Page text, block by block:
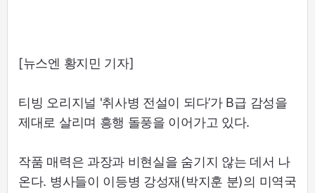
[뉴스엔 황지민 기자]
티빙 오리지널 '취사병 전설이 되다’가 B급 감성을
제대로 살리며 흥행 돌풍을 이어가고 있다.
작품 매력은 과장과 비현실을 숨기지 않는 데서 나
온다. 병사들이 이등병 강성재(박지훈 분)의 미역국